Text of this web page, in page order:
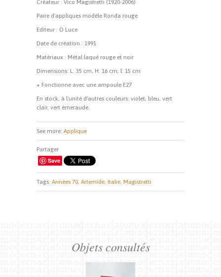
Créateur : Vico Magistretti (1920-2006)
Paire d'appliques modèle Ronda rouge
Editeur : O Luce
Date de création : 1991
Matériaux : Métal laqué rouge et noir
Dimensions: L: 35 cm, H: 16 cm, l: 15 cm
+ Fonctionne avec une ampoule E27
En stock, à l'unité d'autres couleurs: violet, bleu, vert
clair, vert émeraude.
See more: Applique
Partager
Save
Tags: Années 70, Artemide, Italie, Magistretti
Objets consultés